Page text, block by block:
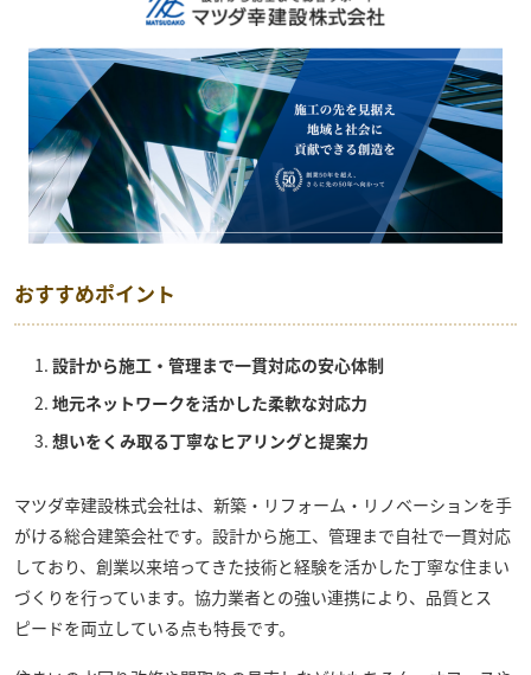
おすすめポイント
設計から施工・管理まで一貫対応の安心体制
地元ネットワークを活かした柔軟な対応力
想いをくみ取る丁寧なヒアリングと提案力
マツダ幸建設株式会社は、新築・リフォーム・リノベーションを手
がける総合建築会社です。設計から施工、管理まで自社で一貫対応
しており、創業以来培ってきた技術と経験を活かした丁寧な住まい
づくりを行っています。協力業者との強い連携により、品質とス
ピードを両立している点も特長です。